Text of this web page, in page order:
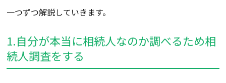
一つずつ解説していきます。
1.自分が本当に相続人なのか調べるため相
続人調査をする